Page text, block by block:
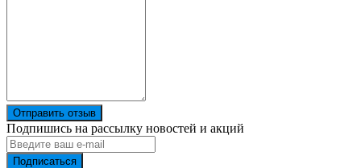
Отправить отзыв
Подпишись на рассылку новостей и акций